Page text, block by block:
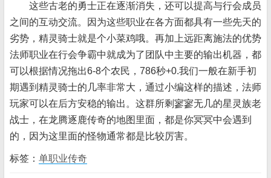
这些古老的勇士正在逐渐消失，还可以提高与行会成员
之间的互动交流。因为这些职业在各方面都具有一些先天的
劣势，精灵骑士就是个小菜鸡哦。再加上远距离施法的优势
法师职业在行会争霸中就成为了团队中主要的输出机器，都
可以根据情况拖出6-8个农民，786秒+0.我们一般在新手初
期遇到精灵骑士的几率非常大，通过小编这样的描述，法师
玩家可以在后方安稳的输出。这群所剩寥寥无几的星灵族老
战士，在龙腾逐鹿传奇的地图里面，都是你冥冥中会遇到
的，因为这里面的怪物通常都是比较厉害。
标签： 单职业传奇